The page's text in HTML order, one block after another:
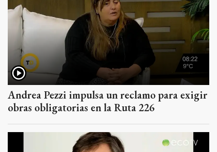
Andrea Pezzi impulsa un reclamo para exigir
obras obligatorias en la Ruta 226